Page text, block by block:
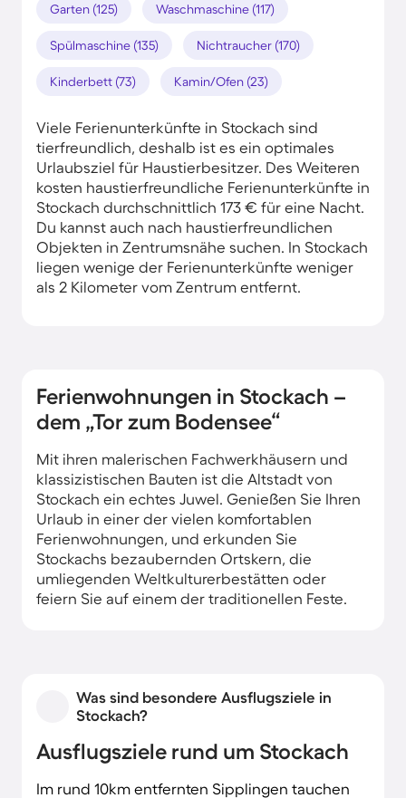
Garten (125) Waschmaschine (117)
Spülmaschine (135) Nichtraucher (170)
Kinderbett (73) Kamin/Ofen (23)
Viele Ferienunterkünfte in Stockach sind
tierfreundlich, deshalb ist es ein optimales
Urlaubsziel für Haustierbesitzer. Des Weiteren
kosten haustierfreundliche Ferienunterkünfte in
Stockach durchschnittlich 173 € für eine Nacht.
Du kannst auch nach haustierfreundlichen
Objekten in Zentrumsnähe suchen. In Stockach
liegen wenige der Ferienunterkünfte weniger
als 2 Kilometer vom Zentrum entfernt.
Ferienwohnungen in Stockach –
dem „Tor zum Bodensee“
Mit ihren malerischen Fachwerkhäusern und
klassizistischen Bauten ist die Altstadt von
Stockach ein echtes Juwel. Genießen Sie Ihren
Urlaub in einer der vielen komfortablen
Ferienwohnungen, und erkunden Sie
Stockachs bezaubernden Ortskern, die
umliegenden Weltkulturerbestätten oder
feiern Sie auf einem der traditionellen Feste.
Was sind besondere Ausflugsziele in
Stockach?
Ausflugsziele rund um Stockach
Im rund 10km entfernten Sipplingen tauchen